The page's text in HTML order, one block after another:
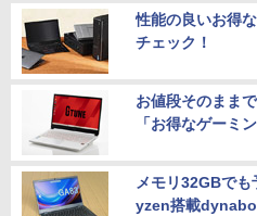
性能の良いお得
チェック！
お値段そのまま
「お得なゲーミ
メモリ32GBで
yzen搭載